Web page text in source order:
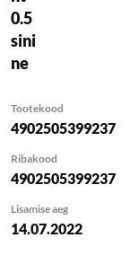
0.5
sini
ne
Tootekood
4902505399237
Ribakood
4902505399237
Lisamise aeg
14.07.2022